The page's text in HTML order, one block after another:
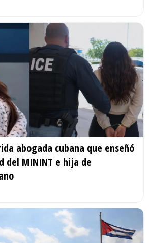
abogada cubana que enseñó
del MININT e hija de